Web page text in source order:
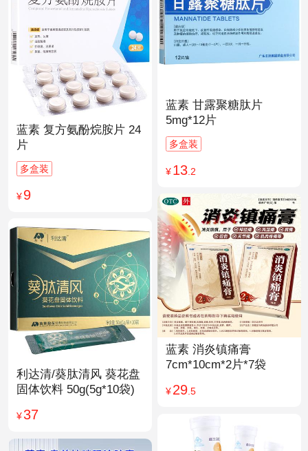
蓝素 甘露聚糖肽片
5mg*12片
多盒装
¥13.2
蓝素 复方氨酚烷胺片 24
片
多盒装
¥9
蓝素 消炎镇痛膏
7cm*10cm*2片*7袋
¥29.5
利达清/葵肽清风 葵花盘
固体饮料 50g(5g*10袋)
¥37